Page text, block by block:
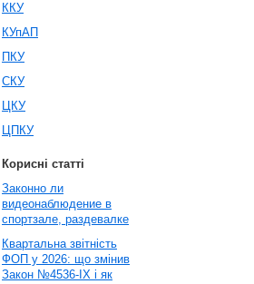
ККУ
КУпАП
ПКУ
СКУ
ЦКУ
ЦПКУ
Корисні статті
Законно ли
видеонаблюдение в
спортзале, раздевалке
Квартальна звітність
ФОП у 2026: що змінив
Закон №4536-IX і як